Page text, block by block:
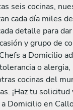
seis cocinas,
cada día miles
detalle para
y grupo de
a Domicilio
o
cocinas del
¡Haz tu solicitud
Domicilio en